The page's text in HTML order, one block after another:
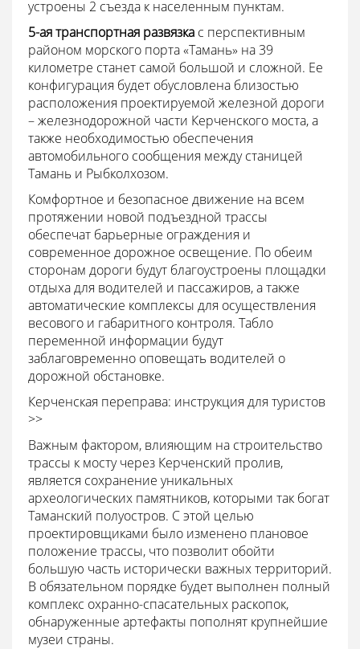
устроены 2 съезда к населенным пунктам.
5-ая транспортная развязка с перспективным
районом морского порта «Тамань» на 39
километре станет самой большой и сложной. Ее
конфигурация будет обусловлена близостью
расположения проектируемой железной дороги
– железнодорожной части Керченского моста, а
также необходимостью обеспечения
автомобильного сообщения между станицей
Тамань и Рыбколхозом.
Комфортное и безопасное движение на всем
протяжении новой подъездной трассы
обеспечат барьерные ограждения и
современное дорожное освещение. По обеим
сторонам дороги будут благоустроены площадки
отдыха для водителей и пассажиров, а также
автоматические комплексы для осуществления
весового и габаритного контроля. Табло
переменной информации будут
заблаговременно оповещать водителей о
дорожной обстановке.
Керченская переправа: инструкция для туристов
>>
Важным фактором, влияющим на строительство
трассы к мосту через Керченский пролив,
является сохранение уникальных
археологических памятников, которыми так богат
Таманский полуостров. С этой целью
проектировщиками было изменено плановое
положение трассы, что позволит обойти
большую часть исторически важных территорий.
В обязательном порядке будет выполнен полный
комплекс охранно-спасательных раскопок,
обнаруженные артефакты пополнят крупнейшие
музеи страны.